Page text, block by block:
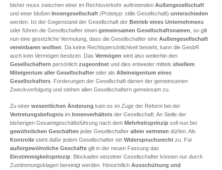
bisher muss zwischen einer im Rechtsverkehr auftretenden Außengesellschaft
und einer bloßen Innengesellschaft (Prototyp: stille Gesellschaft) unterschieden
werden. Ist der Gegenstand der Gesellschaft der Betrieb eines Unternehmens
oder führen die Gesellschafter einen gemeinsamen Gesellschaftsnamen , so gilt
nun eine gesetzliche Vermutung, dass die Gesellschafter eine Außengesellschaft
vereinbaren wollten . Da keine Rechtspersönlichkeit besteht, kann die GesbR
auch kein Vermögen besitzen. Das Vermögen wird also weiterhin den
Gesellschaftern persönlich zugeordnet und dies entweder mittels ideellem
Miteigentum aller Gesellschafter oder als Alleineigentum eines
Gesellschafters . Forderungen der Gesellschaft dienen der gemeinsamen
Zweckverfolgung und stehen allen Gesellschaftern gemeinsam zu.
Zu einer wesentlichen Änderung kam es im Zuge der Reform bei der
Vertretungsbefugnis im Innenverhältnis der Gesellschaft. An Stelle der
bisherigen Gesamtgeschäftsführung nach dem Mehrheitsprinzip soll nun bei
gewöhnlichen Geschäften jeder Gesellschafter allein vertreten dürfen. Als
Kontrolle steht dafür jedem Gesellschafter ein Widerspruchsrecht zu. Für
außergewöhnliche Geschäfte gilt in der neuen Fassung das
Einstimmigkeitsprinzip . Blockaden einzelner Gesellschafter können nur durch
Zustimmungsklagen bereinigt werden. Hinsichtlich Ausschüttung und